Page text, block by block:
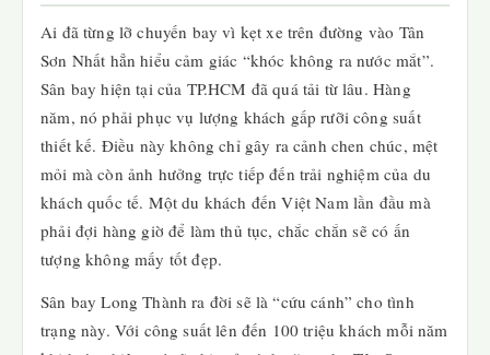
Ai đã từng lỡ chuyến bay vì kẹt xe trên đường vào Tân
Sơn Nhất hẳn hiểu cảm giác “khóc không ra nước mắt”.
Sân bay hiện tại của TP.HCM đã quá tải từ lâu. Hàng
năm, nó phải phục vụ lượng khách gấp rưỡi công suất
thiết kế. Điều này không chỉ gây ra cảnh chen chúc, mệt
mỏi mà còn ảnh hưởng trực tiếp đến trải nghiệm của du
khách quốc tế. Một du khách đến Việt Nam lần đầu mà
phải đợi hàng giờ để làm thủ tục, chắc chắn sẽ có ấn
tượng không mấy tốt đẹp.
Sân bay Long Thành ra đời sẽ là “cứu cánh” cho tình
trạng này. Với công suất lên đến 100 triệu khách mỗi năm